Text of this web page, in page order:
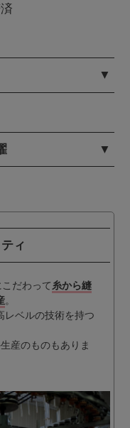
ィ
だわって糸から縫
。
レベルの技術を持つ
産のものもありま